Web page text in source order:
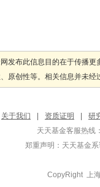
发布此信息目的在于传播
原创性等。相关信息并未
关于我们 资质证明
研
天天基金客服热线
郑重声明： 天天基金
CopyRight 上